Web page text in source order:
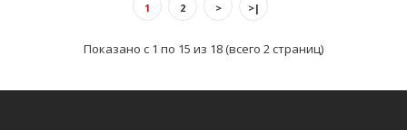
1 2 > >|
Показано с 1 по 15 из 18 (всего 2 страниц)